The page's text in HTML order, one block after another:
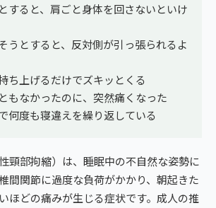
すると、肩ごと身体を回さないといけ
うとすると、反対側が引っ張られるよ
ち上げるだけでズキッとくる
もなかったのに、突然痛くなった
何度も寝違えを繰り返している
頸部拘縮）は、睡眠中の不自然な姿勢に
間関節に過度な負荷がかかり、朝起きた
ほどの痛みが生じる症状です。成人の推